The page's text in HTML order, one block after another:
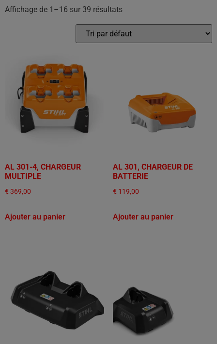
Affichage de 1–16 sur 39 résultats
AL 301-4, CHARGEUR
MULTIPLE
€ 369,00
Ajouter au panier
AL 301, CHARGEUR DE
BATTERIE
€ 119,00
Ajouter au panier